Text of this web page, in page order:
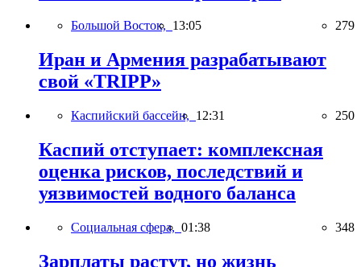
Большой Восток, 13:05 279
Иран и Армения разрабатывают
свой «TRIPP»
Каспийский бассейн, 12:31 250
Каспий отступает: комплексная
оценка рисков, последствий и
уязвимостей водного баланса
Социальная сфера, 01:38 348
Зарплаты растут, но жизнь